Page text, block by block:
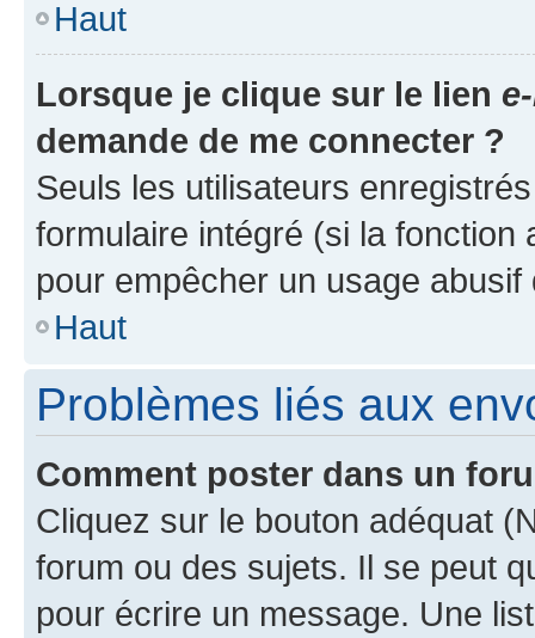
Haut
Lorsque je clique sur le lien
demande de me connecter ?
Seuls les utilisateurs
formulaire intégré (si la fonction
pour empêcher un usage
Haut
Problèmes liés aux
Comment poster dans un
Cliquez sur le bouton adéquat
forum ou des sujets. Il se peut
pour écrire un message. Une